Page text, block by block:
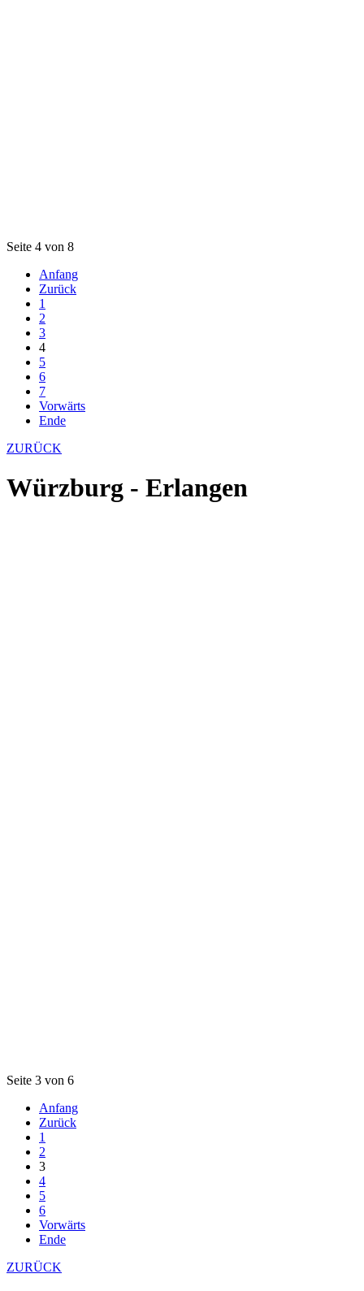
Seite 4 von 8
Anfang
Zurück
1
2
3
4
5
6
7
Vorwärts
Ende
ZURÜCK
Würzburg - Erlangen
Seite 3 von 6
Anfang
Zurück
1
2
3
4
5
6
Vorwärts
Ende
ZURÜCK